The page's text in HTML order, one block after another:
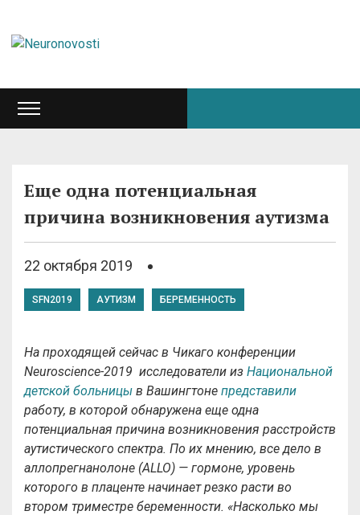
Еще одна потенциальная
причина возникновения аутизма
22 октября 2019
SFN2019 АУТИЗМ БЕРЕМЕННОСТЬ
На проходящей сейчас в Чикаго конференции
Neuroscience-2019 исследователи из Национальной
детской больницы в Вашингтоне представили
работу, в которой обнаружена еще одна
потенциальная причина возникновения расстройств
аутистического спектра. По их мнению, все дело в
аллопрегнанолоне (ALLO) — гормоне, уровень
которого в плаценте начинает резко расти во
втором триместре беременности. «Насколько мы